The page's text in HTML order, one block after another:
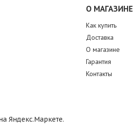
О МАГАЗИНЕ
Как купить
Доставка
О магазине
Гарантия
Контакты